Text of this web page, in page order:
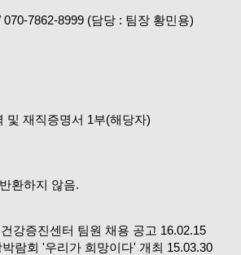
7862-8999 (담당 : 팀장 황민용)
및 재직증명서 1부(해당자)
환하지 않음.
강증진센터 팀원 채용 공고 16.02.15
람회 '우리가 희망이다' 개최 15.03.30